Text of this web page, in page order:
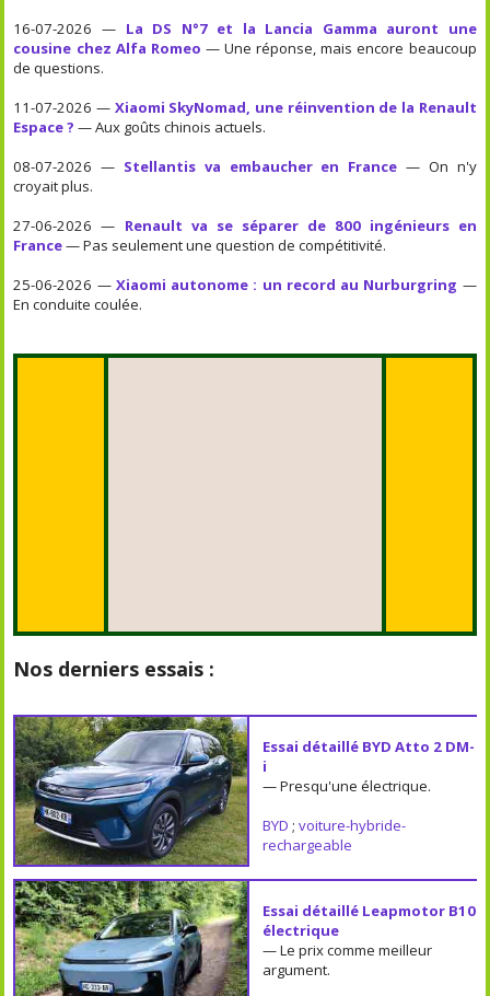
16-07-2026 — La DS N°7 et la Lancia Gamma auront une
cousine chez Alfa Romeo — Une réponse, mais encore beaucoup
de questions.
11-07-2026 — Xiaomi SkyNomad, une réinvention de la Renault
Espace ? — Aux goûts chinois actuels.
08-07-2026 — Stellantis va embaucher en France — On n'y
croyait plus.
27-06-2026 — Renault va se séparer de 800 ingénieurs en
France— Pas seulement une question de compétitivité.
25-06-2026 — Xiaomi autonome : un record au Nurburgring —
En conduite coulée.
Nos derniers essais :
Essai détaillé BYD Atto 2 DM-
i
— Presqu'une électrique.
BYD ; voiture-hybride-
rechargeable
Essai détaillé Leapmotor B10
électrique
— Le prix comme meilleur
argument.